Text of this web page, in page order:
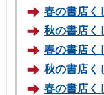
春の書店く
秋の書店く
春の書店く
秋の書店く
春の書店く